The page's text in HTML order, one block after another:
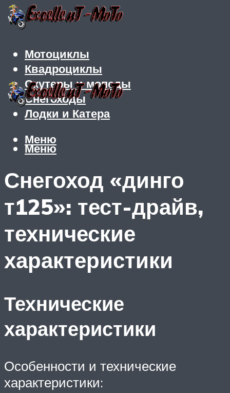
Мотоциклы
Квадроциклы
Скутеры и мопеды
Снегоходы
Лодки и Катера
Меню
Меню
Снегоход «динго
т125»: тест-драйв,
технические
характеристики
Технические
характеристики
Особенности и технические
характеристики: